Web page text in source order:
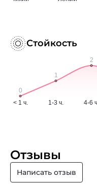
Стойкость
Отзывы
Написать отзыв